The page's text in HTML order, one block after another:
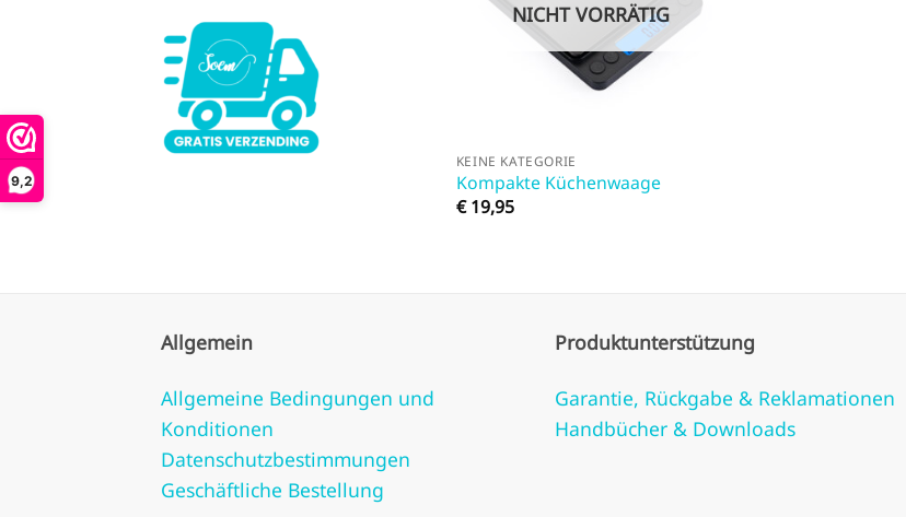
9,2
NICHT VORRÄTIG
KEINE KATEGORIE
Kompakte Küchenwaage
€19,95
Allgemein
Allgemeine Bedingungen und
Konditionen
Datenschutzbestimmungen
Geschäftliche Bestellung
Produktunterstützung
Garantie, Rückgabe & Reklamationen
Handbücher & Downloads